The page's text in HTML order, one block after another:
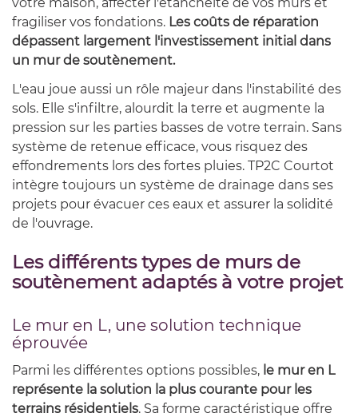
fragiliser vos fondations. Les coûts de réparation
dépassent largement l'investissement initial dans
un mur de soutènement.
L'eau joue aussi un rôle majeur dans l'instabilité des
sols. Elle s'infiltre, alourdit la terre et augmente la
pression sur les parties basses de votre terrain. Sans
système de retenue efficace, vous risquez des
effondrements lors des fortes pluies. TP2C Courtot
intègre toujours un système de drainage dans ses
projets pour évacuer ces eaux et assurer la solidité
de l'ouvrage.
Les différents types de murs de
soutènement adaptés à votre projet
Le mur en L, une solution technique
éprouvée
Parmi les différentes options possibles, le mur en L
représente la solution la plus courante pour les
terrains résidentiels. Sa forme caractéristique offre